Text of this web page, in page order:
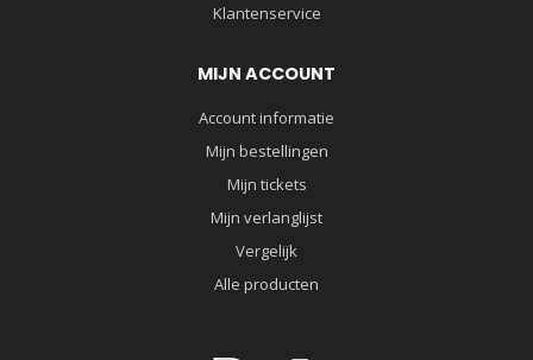
Klantenservice
MIJN ACCOUNT
Account informatie
Mijn bestellingen
Mijn tickets
Mijn verlanglijst
Vergelijk
Alle producten